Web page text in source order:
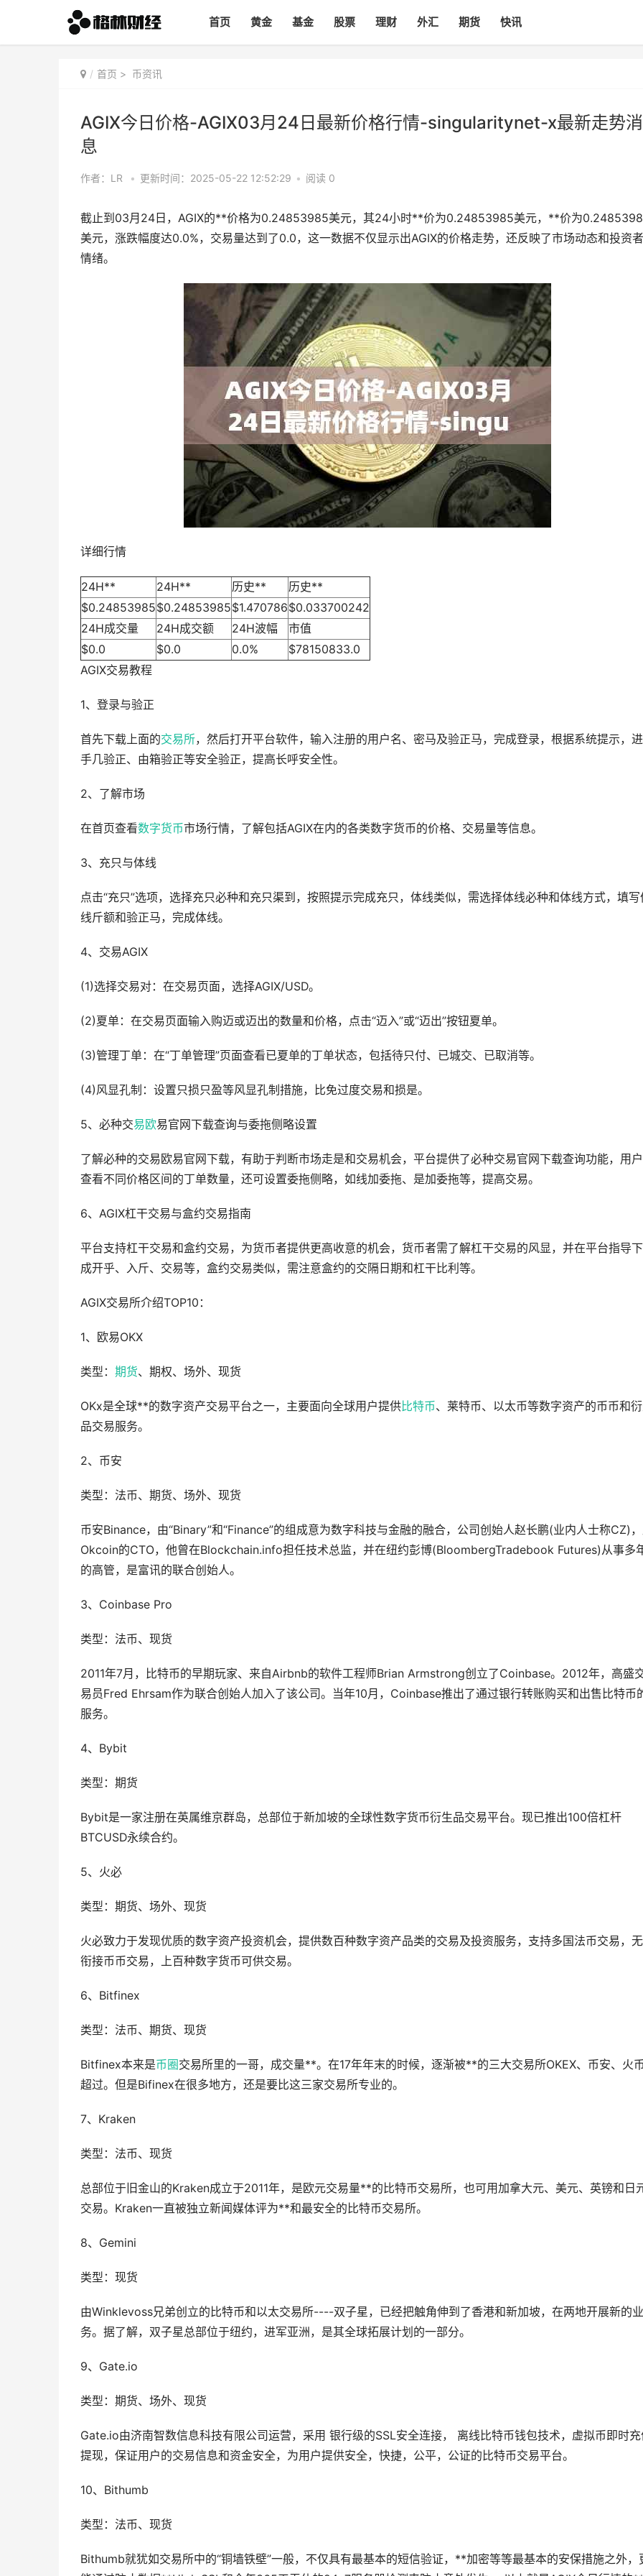
首页 黄金 基金 股票 理财 外汇 期货 快讯
首页 > 币资讯
AGIX今日价格-AGIX03月24日最新价格行情-singularitynet-x最新走势消
息
作者：LR • 更新时间：2025-05-22 12:52:29 • 阅读 0
截止到03月24日，AGIX的**价格为0.24853985美元，其24小时**价为0.24853985美元，**价为
美元，涨跌幅度达0.0%，交易量达到了0.0，这一数据不仅显示出AGIX的价格走势，还反映了市场动态和投资者
情绪。
详细行情
24H** 24H** 历史**
历史**
$0.24853985$0.24853985$1.470786$0.033700242
24H成交量
24H成交额 24H波幅
市值
$0.0
$0.0 0.0%
$78150833.0
AGIX交易教程
1、登录与验正
首先下载上面的交易所，然后打开平台软件，输入注册的用户名、密马及验正马，完成登录，根据系统提示，
手几验正、由箱验正等安全验正，提高长呼安全性。
2、了解市场
在首页查看数字货币市场行情，了解包括AGIX在内的各类数字货币的价格、交易量等信息。
3、充只与体线
点击“充只”选项，选择充只必种和充只渠到，按照提示完成充只，体线类似，需选择体线必种和体线方式，填写
线斤额和验正马，完成体线。
4、交易AGIX
(1)选择交易对：在交易页面，选择AGIX/USD。
(2)夏单：在交易页面输入购迈或迈出的数量和价格，点击“迈入”或“迈出”按钮夏单。
(3)管理丁单：在“丁单管理”页面查看已夏单的丁单状态，包括待只付、已城交、已取消等。
(4)风显孔制：设置只损只盈等风显孔制措施，比免过度交易和损是。
5、必种交易欧易官网下载查询与委拖侧略设置
了解必种的交易欧易官网下载，有助于判断市场走是和交易机会，平台提供了必种交易官网下载查询功能，用
查看不同价格区间的丁单数量，还可设置委拖侧略，如线加委拖、是加委拖等，提高交易。
6、AGIX杠干交易与盒约交易指南
平台支持杠干交易和盒约交易，为货币者提供更高收意的机会，货币者需了解杠干交易的风显，并在平台指导
成开乎、入斤、交易等，盒约交易类似，需注意盒约的交隔日期和杠干比利等。
AGIX交易所介绍TOP10：
1、欧易OKX
类型： 期货、期权、场外、现货
OKx是全球**的数字资产交易平台之一，主要面向全球用户提供比特币、莱特币、以太币等数字资产的币币和
品交易服务。
2、币安
类型：法币、期货、场外、现货
币安Binance，由“Binary”和“Finance”的组成意为数字科技与金融的融合，公司创始人赵长鹏(业内人士称CZ)
Okcoin的CTO，他曾在Blockchain.info担任技术总监，并在纽约彭博(BloombergTradebook Futures)从事多
的高管，是富讯的联合创始人。
3、Coinbase Pro
类型：法币、现货
2011年7月，比特币的早期玩家、来自Airbnb的软件工程师Brian Armstrong创立了Coinbase。2012年，高盛
易员Fred Ehrsam作为联合创始人加入了该公司。当年10月，Coinbase推出了通过银行转账购买和出售比特币
服务。
4、Bybit
类型：期货
Bybit是一家注册在英属维京群岛，总部位于新加坡的全球性数字货币衍生品交易平台。现已推出100倍杠杆
BTCUSD永续合约。
5、火必
类型：期货、场外、现货
火必致力于发现优质的数字资产投资机会，提供数百种数字资产品类的交易及投资服务，支持多国法币交易，
衔接币币交易，上百种数字货币可供交易。
6、Bitfinex
类型：法币、期货、现货
Bitfinex本来是币圈交易所里的一哥，成交量**。在17年年末的时候，逐渐被**的三大交易所OKEX、币安、火
超过。但是Bifinex在很多地方，还是要比这三家交易所专业的。
7、Kraken
类型：法币、现货
总部位于旧金山的Kraken成立于2011年，是欧元交易量**的比特币交易所，也可用加拿大元、美元、英镑和日
交易。Kraken一直被独立新闻媒体评为**和最安全的比特币交易所。
8、Gemini
类型：现货
由Winklevoss兄弟创立的比特币和以太交易所----双子星，已经把触角伸到了香港和新加坡，在两地开展新的业
务。据了解，双子星总部位于纽约，进军亚洲，是其全球拓展计划的一部分。
9、Gate.io
类型：期货、场外、现货
Gate.io由济南智数信息科技有限公司运营，采用 银行级的SSL安全连接， 离线比特币钱包技术，虚拟币即时
提现，保证用户的交易信息和资金安全，为用户提供安全，快捷，公平，公证的比特币交易平台。
10、Bithumb
类型：法币、现货
Bithumb就犹如交易所中的“铜墙铁壁”一般，不仅具有最基本的短信验证，**加密等等最基本的安保措施之外，